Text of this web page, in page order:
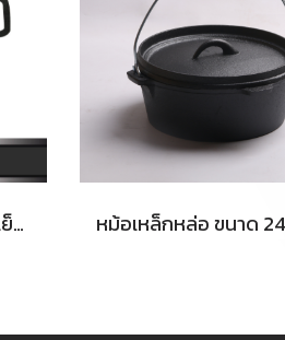
กระทะทรงแบน 2 หู ทำเครปเย็น ญี่ปุ่น โรตี แพนเค้ก มี 2 ขนาดให้เลือก เหล็กหล่อ ร้อนเร็วใช้ได้กับเตาแก๊ส ไฟฟ้า แม่เหล็ก